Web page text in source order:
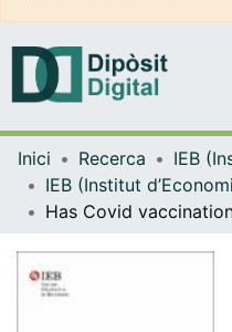
Inici Recerca